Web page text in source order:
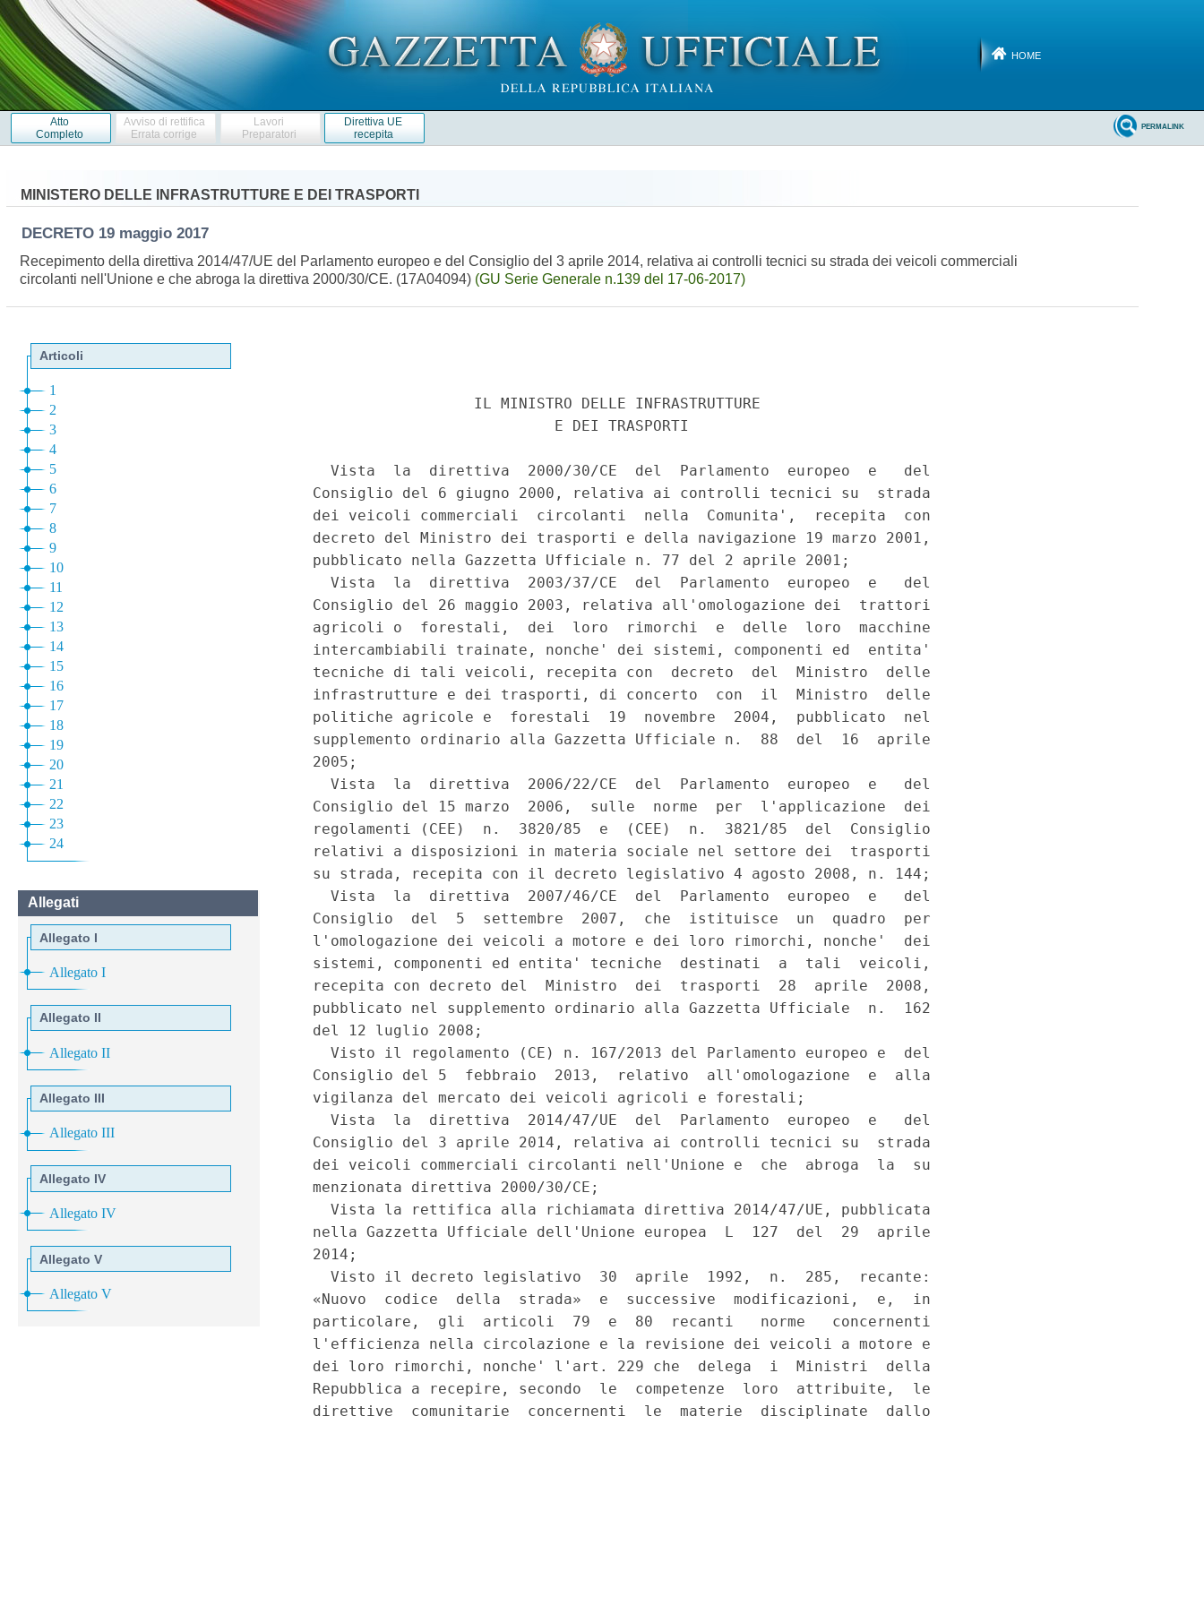
HOME
Atto
Completo
Avviso di rettifica
Errata corrige
Lavori
Preparatori
Direttiva UE
recepita
PERMALINK
MINISTERO DELLE INFRASTRUTTURE E DEI TRASPORTI
DECRETO 19 maggio 2017
Recepimento della direttiva 2014/47/UE del Parlamento europeo e del Consiglio del 3 aprile 2014, relativa ai controlli tecnici su strada dei veicoli commerciali
circolanti nell'Unione e che abroga la direttiva 2000/30/CE. (17A04094) (GU Serie Generale n.139 del 17-06-2017)